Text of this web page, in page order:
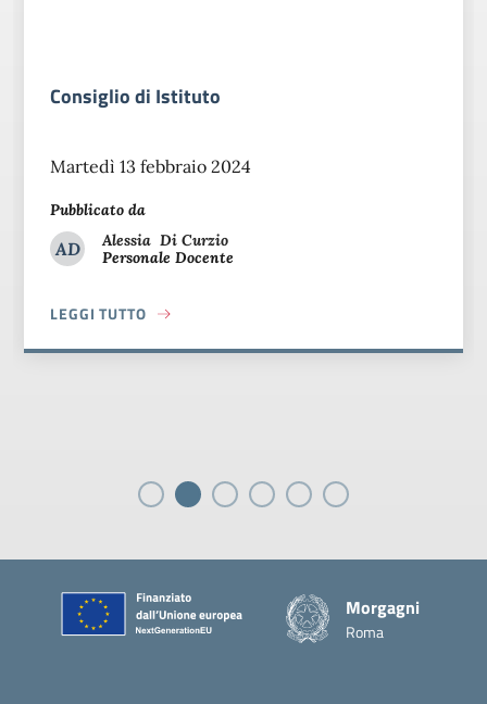
Consiglio di Istituto
Martedì 13 febbraio 2024
Pubblicato da
AD
Alessia Di Curzio
Alessia Di Curzio
Personale Docente
LEGGI TUTTO
ABOUT CONSIGLIO DI ISTITUTO
Piè di pagina
Morgagni
Roma